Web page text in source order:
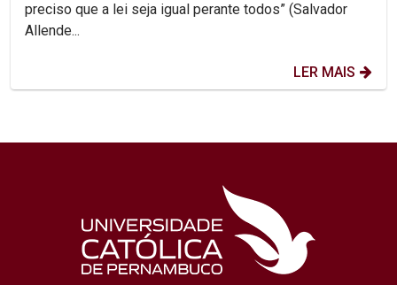
preciso que a lei seja igual perante todos” (Salvador
Allende...
LER MAIS